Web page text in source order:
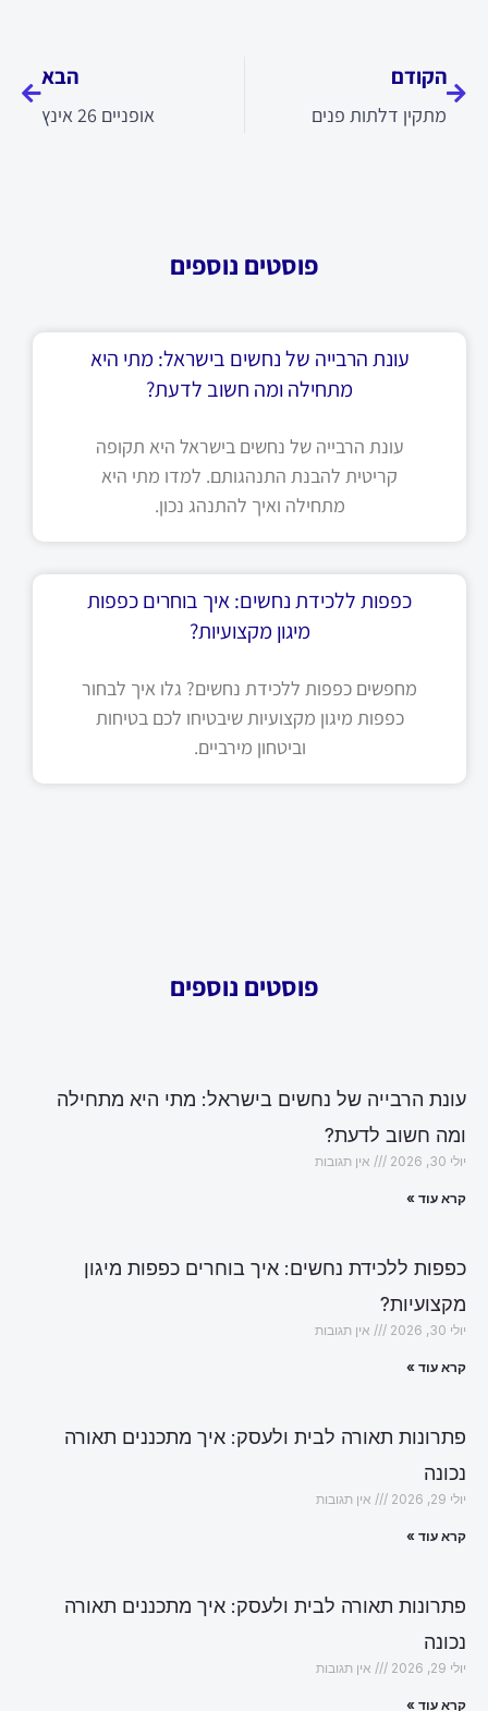
הקודם
מתקין דלתות פנים
הבא
אופניים 26 אינץ
פוסטים נוספים
עונת הרבייה של נחשים בישראל: מתי היא
מתחילה ומה חשוב לדעת?
עונת הרבייה של נחשים בישראל היא תקופה
קריטית להבנת התנהגותם. למדו מתי היא
מתחילה ואיך להתנהג נכון.
כפפות ללכידת נחשים: איך בוחרים כפפות
מיגון מקצועיות?
מחפשים כפפות ללכידת נחשים? גלו איך לבחור
כפפות מיגון מקצועיות שיבטיחו לכם בטיחות
וביטחון מירביים.
פוסטים נוספים
עונת הרבייה של נחשים בישראל: מתי היא מתחילה
ומה חשוב לדעת?
יולי 30, 2026 אין תגובות
קרא עוד »
כפפות ללכידת נחשים: איך בוחרים כפפות מיגון
מקצועיות?
יולי 30, 2026 אין תגובות
קרא עוד »
פתרונות תאורה לבית ולעסק: איך מתכננים תאורה
נכונה
יולי 29, 2026 אין תגובות
קרא עוד »
פתרונות תאורה לבית ולעסק: איך מתכננים תאורה
נכונה
יולי 29, 2026 אין תגובות
קרא עוד »